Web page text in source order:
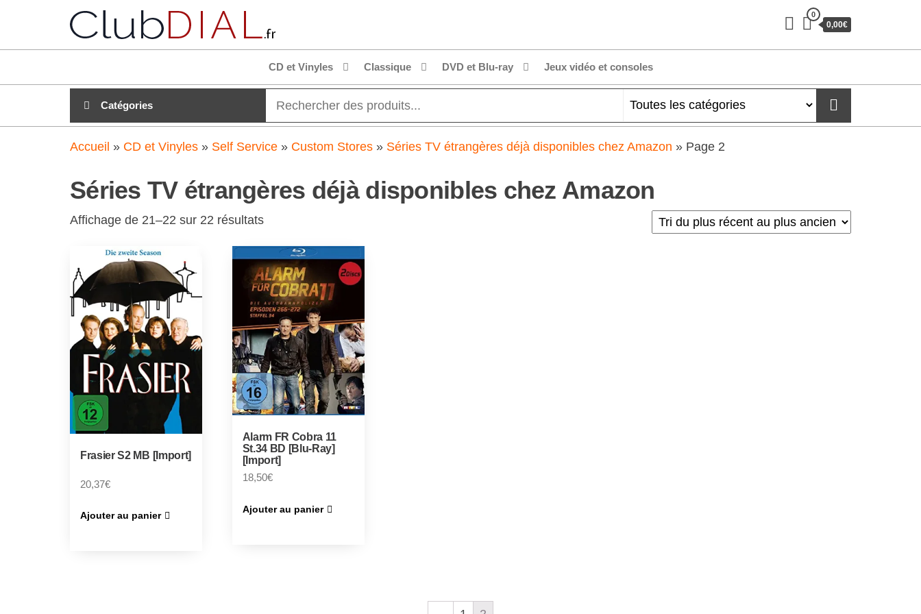
contenu
0
0,00€
CD et Vinyles Classique DVD et Blu-ray Jeux vidéo et consoles
Catégories
Accueil » CD et Vinyles » Self Service » Custom Stores » Séries TV étrangères déjà disponibles chez Amazon » Page 2
Séries TV étrangères déjà disponibles chez Amazon
Affichage de 21–22 sur 22 résultats
Frasier S2 MB [Import]
20,37€
Ajouter au panier
Alarm FR Cobra 11
St.34 BD [Blu-Ray]
[Import]
18,50€
Ajouter au panier